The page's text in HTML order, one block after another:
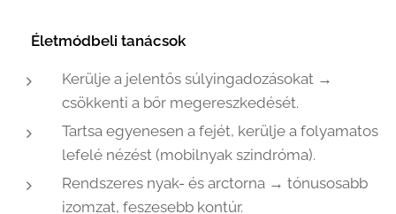
Életmódbeli tanácsok
Kerülje a jelentős súlyingadozásokat →
csökkenti a bőr megereszkedését.
Tartsa egyenesen a fejét, kerülje a folyamatos
lefelé nézést (mobilnyak szindróma).
Rendszeres nyak- és arctorna → tónusosabb
izomzat, feszesebb kontúr.